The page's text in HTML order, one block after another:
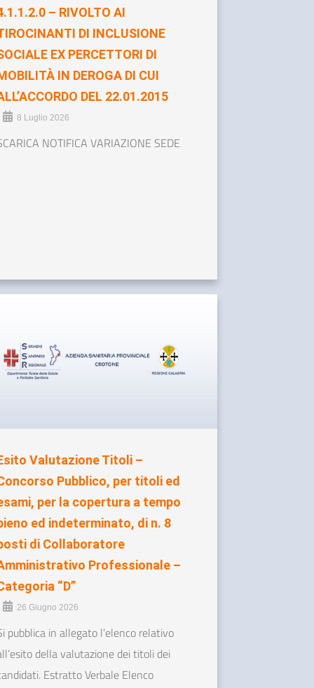
– RIVOLTO AI
DI INCLUSIONE
EX PERCETTORI DI
IN DEROGA DI CUI
DEL 22.01.2015
8 Luglio 2026
NOTIFICA VARIAZIONE SEDE
Valutazione Titoli –
Pubblico, per titoli ed
per la copertura a tempo
ed indeterminato, di n. 8
di Collaboratore
Professionale –
“D”
26 Giugno 2026
pubblica in allegato l’elenco relativo
della valutazione dei titoli dei
Estratto Verbale Elenco